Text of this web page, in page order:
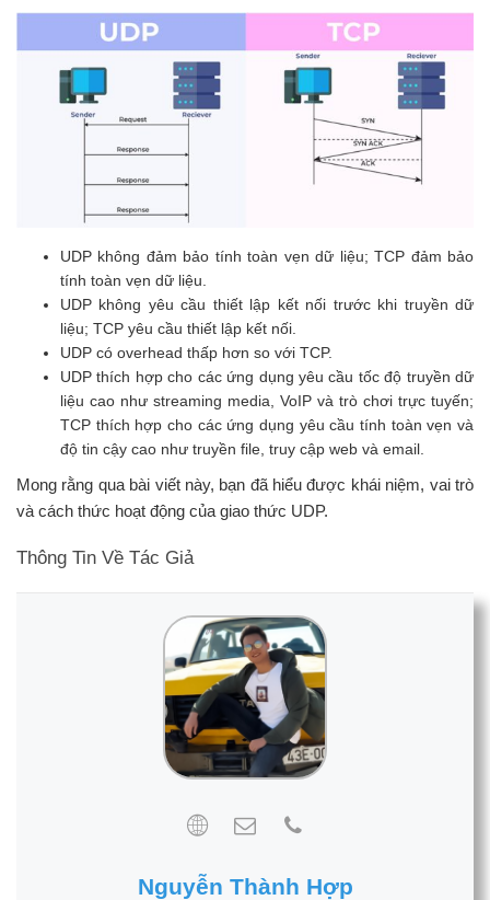
UDP không đảm bảo tính toàn vẹn dữ liệu; TCP đảm bảo
tính toàn vẹn dữ liệu.
UDP không yêu cầu thiết lập kết nối trước khi truyền dữ
liệu; TCP yêu cầu thiết lập kết nối.
UDP có overhead thấp hơn so với TCP.
UDP thích hợp cho các ứng dụng yêu cầu tốc độ truyền dữ
liệu cao như streaming media, VoIP và trò chơi trực tuyến;
TCP thích hợp cho các ứng dụng yêu cầu tính toàn vẹn và
độ tin cậy cao như truyền file, truy cập web và email.
Mong rằng qua bài viết này, bạn đã hiểu được khái niệm, vai trò
và cách thức hoạt động của giao thức UDP.
Thông Tin Về Tác Giả
Nguyễn Thành Hợp